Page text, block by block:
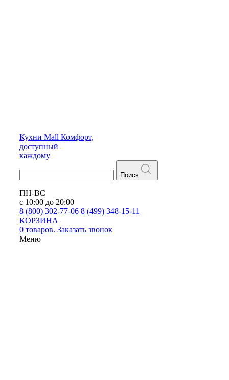
Кухни Mall Комфорт,
доступный
каждому
Поиск
ПН-ВС
с 10:00 до 20:00
8 (800) 302-77-06 8 (499) 348-15-11
КОРЗИНА
0 товаров. Заказать звонок
Меню